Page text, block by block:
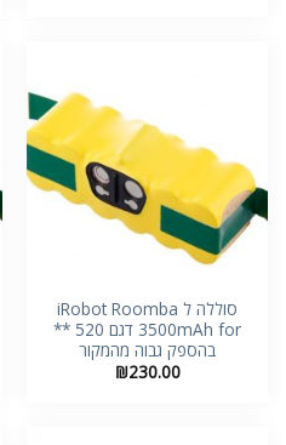
סוללה ל iRobot Roomba
3500mAh for דגם 520 **
בהספק גבוה מהמקור
₪230.00